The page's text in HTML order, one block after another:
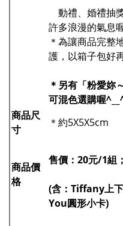
動禮、婚禮抽
許多浪漫的氣息喔
＊為讓商品完整
護，以箱子包好
＊另有「粉愛妳
可混色選購喔
商品尺
寸
＊約5X5X5cm
商品價
格
售價：20元/1組
(含：Tiffany上
You圓形小卡)